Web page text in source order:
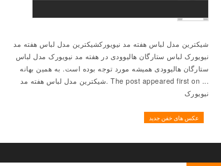
شیکترین مدل لباس هفته مد نیویورکشیکترین مدل لباس هفته مد
نیویورک لباس ستارگان هالیوودی در هفته مد نیویورک مدل لباس
ستارگان هالیوودی همیشه مورد توجه بوده است. به همین بهانه
... The post appeared first on .شیکترین مدل لباس هفته مد
نیویورک
عکس های خفن جدید